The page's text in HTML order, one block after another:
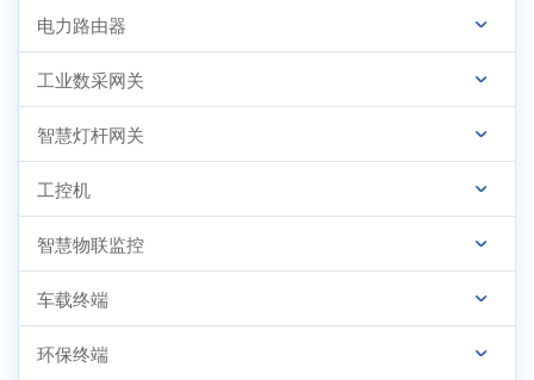
【GRE VPN组网】
【EOIP组网】
【GRE-TAP组网】
【VXLAN组网】
【5G LAN组网】
电力路由器
工业数采网关
智慧灯杆网关
工控机
智慧物联监控
车载终端
环保终端